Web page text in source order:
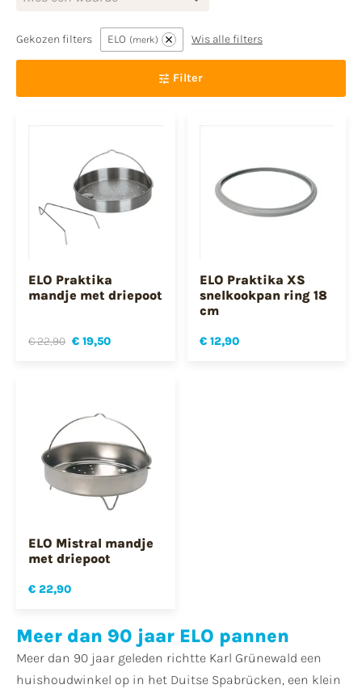
Gekozen filters ELO merk Wis alle filters
Filter
ELO Praktika
mandje met driepoot
€ 22,90 € 19,50
ELO Praktika XS
snelkookpan ring 18
cm
€ 12,90
ELO Mistral mandje
met driepoot
€ 22,90
Meer dan 90 jaar ELO pannen
Meer dan 90 jaar geleden richtte Karl Grünewald een
huishoudwinkel op in het Duitse Spabrücken, een klein